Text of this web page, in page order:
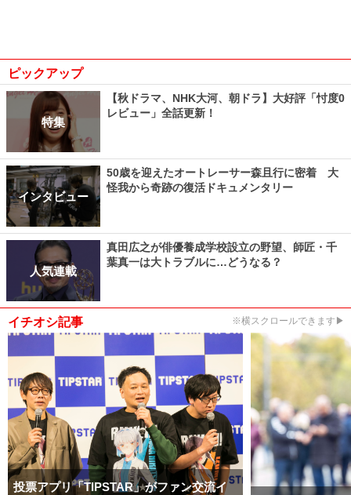
ピックアップ
特集
【秋ドラマ、NHK大河、朝ドラ】大好評「忖度0
レビュー」全話更新！
インタビュー
50歳を迎えたオートレーサー森且行に密着 大
怪我から奇跡の復活ドキュメンタリー
人気連載
真田広之が俳優養成学校設立の野望、師匠・千
葉真一は大トラブルに…どうなる？
イチオシ記事 ※横スクロールできます▶
投票アプリ「TIPSTAR」がファン交流イ